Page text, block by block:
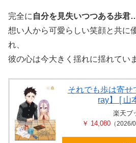
完全に 自分を見失いつつある歩君
想い人から可愛らしい笑顔と共に
れ、
彼の心は今大きく揺れに揺れてい
それでも歩は寄
ray】 [ 山
楽天ブ
￥ 14,080 （2026/